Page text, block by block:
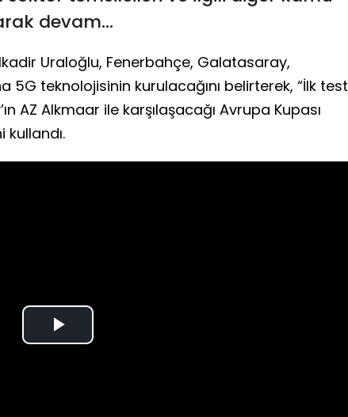
devam...
Uraloğlu, Fenerbahçe, Galatasaray,
5G teknolojisinin kurulacağını belirterek, “İlk test
AZ Alkmaar ile karşılaşacağı Avrupa Kupası
kullandı.
Play